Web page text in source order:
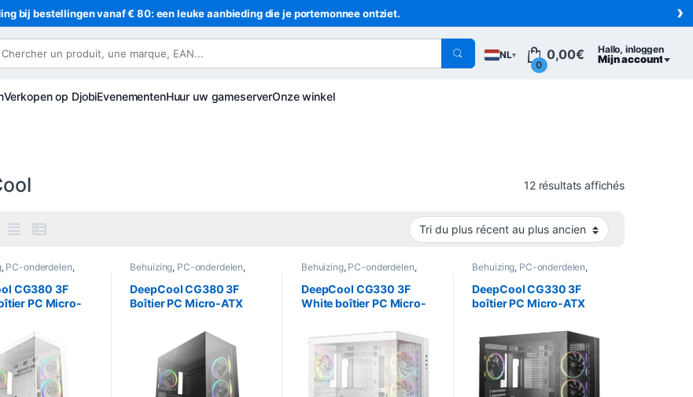
bij bestellingen vanaf € 80: een leuke aanbieding die je portemonnee ontziet. ›
NL▾ Hallo, inloggen
Mijn account
0
0,00€
Verkopen op DjobiEvenementenHuur uw gameserverOnze winkel
12 résultats affichésTrié du plus
, PC-onderdelen,
CG380 3F
PC Micro-
Behuizing, PC-onderdelen,
Informatica
DeepCool CG380 3F
Boîtier PC Micro-ATX
Behuizing, PC-onderdelen,
Informatica
DeepCool CG330 3F
White boîtier PC Micro-
et 3 ventilateurs inclus
Behuizing, PC-onderdelen,
Informatica
DeepCool CG330 3F
boîtier PC Micro-ATX
ventilateurs inclus